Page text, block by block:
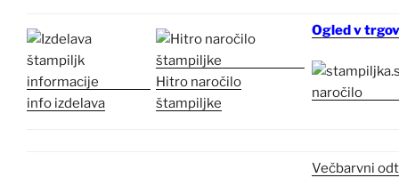
info izdelava
Hitro naročilo
štampiljke
Ogled v
Večbarvni